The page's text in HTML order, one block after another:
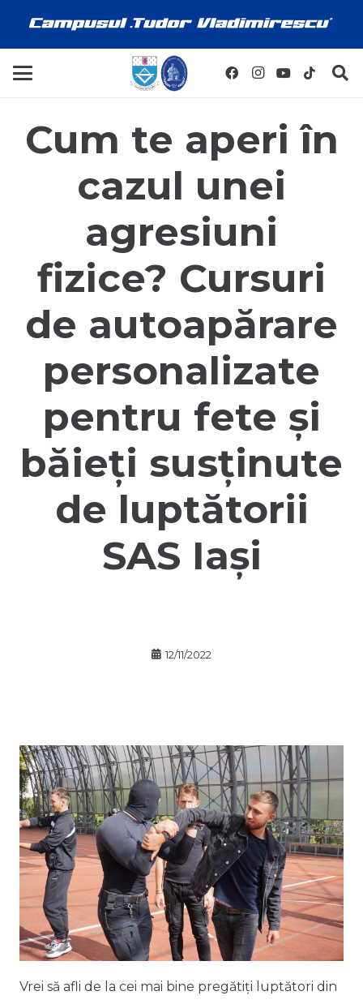
Cum te aperi în
cazul unei
agresiuni
fizice? Cursuri
de autoapărare
personalizate
pentru fete și
băieți susținute
de luptătorii
SAS Iași
12/11/2022
Vrei să afli de la cei mai bine pregătiți luptători din